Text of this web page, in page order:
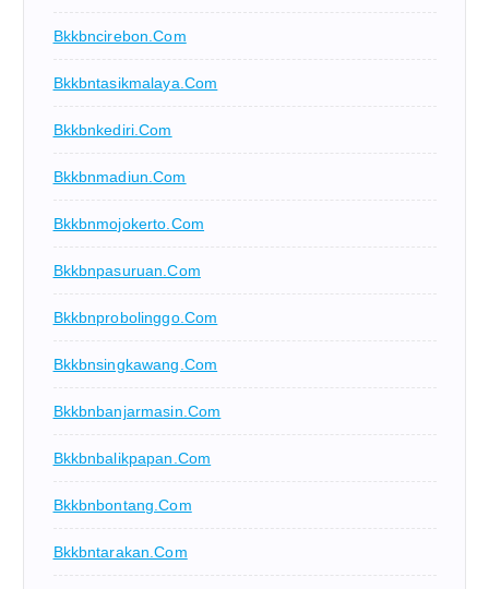
Bkkbncirebon.com
Bkkbntasikmalaya.com
Bkkbnkediri.com
Bkkbnmadiun.com
Bkkbnmojokerto.com
Bkkbnpasuruan.com
Bkkbnprobolinggo.com
Bkkbnsingkawang.com
Bkkbnbanjarmasin.com
Bkkbnbalikpapan.com
Bkkbnbontang.com
Bkkbntarakan.com